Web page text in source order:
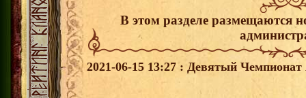
В этом разделе размещаются
2021-06-15 13:27 : Девятый